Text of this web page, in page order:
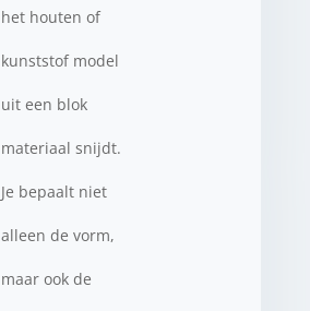
het houten of
kunststof model
uit een blok
materiaal snijdt.
Je bepaalt niet
alleen de vorm,
maar ook de